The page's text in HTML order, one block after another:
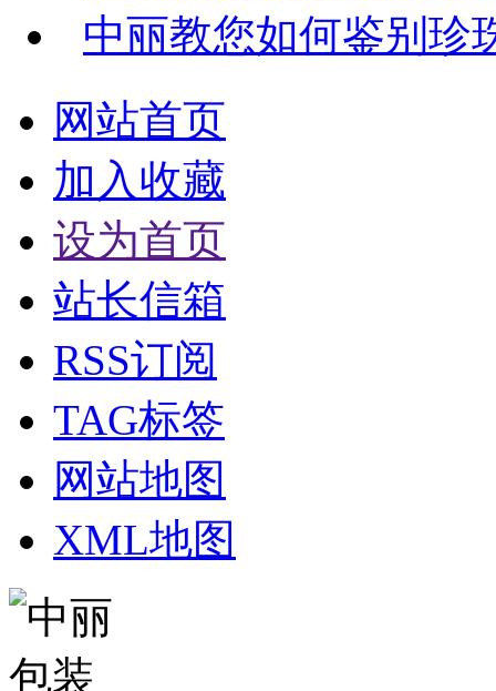
中丽教您如何鉴别珍
网站首页
加入收藏
设为首页
站长信箱
RSS订阅
TAG标签
网站地图
XML地图